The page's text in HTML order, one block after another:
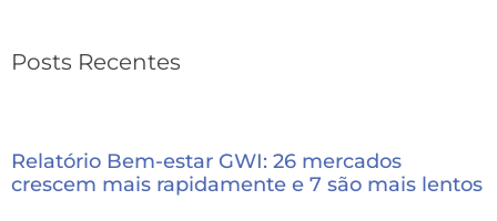
Posts Recentes
Relatório Bem-estar GWI: 26 mercados
crescem mais rapidamente e 7 são mais lentos